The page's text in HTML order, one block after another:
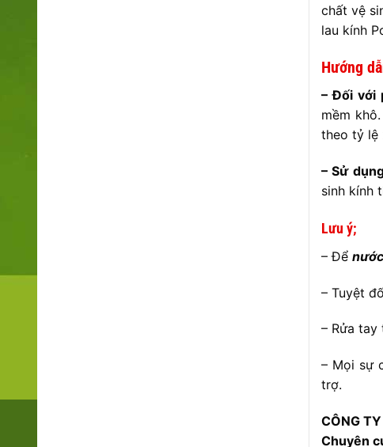
chất vệ
lau kính
Hướng
– Đối với
mềm
theo tỷ lệ
– Sử
sinh kính
Lưu ý;
– Để
– Tuyệt
– Rửa tay
– Mọi sự
trợ.
CÔNG
Chuyên